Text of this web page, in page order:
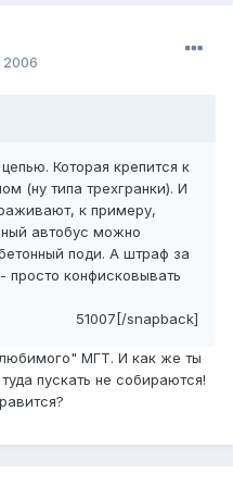
2006
Которая крепится к
(ну типа трехгранки). И
к примеру,
автобус можно
поди. А штраф за
просто конфисковывать
51007[/snapback]
МГТ. И как же ты
пускать не собираются!